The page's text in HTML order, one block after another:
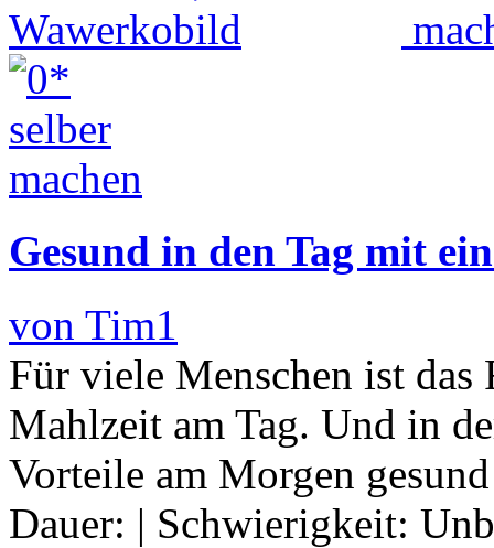
Gesund in den Tag mit
von Tim1
Für viele Menschen ist
Mahlzeit am Tag. Und in
Vorteile am Morgen
Dauer: | Schwierigkeit: